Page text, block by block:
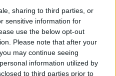
sharing to third parties, or
sensitive information for
use the below opt-out
Please note that after your
may continue seeing
information utilized by
to third parties prior to